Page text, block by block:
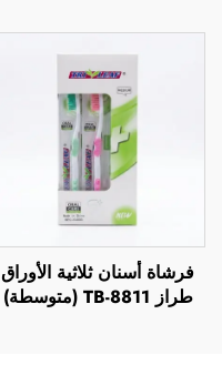
فرشاة أسنان ثلاثية الأوراق
طراز TB-8811 (متوسطة)